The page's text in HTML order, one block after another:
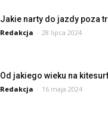
Jakie narty do jazdy poza
Redakcja - 28 lipca 2024
Od jakiego wieku na
Redakcja - 16 maja 2024